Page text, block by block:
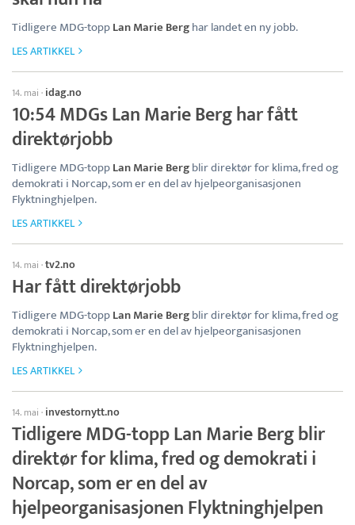
Tidligere MDG-toppLan Marie Berghar landet en ny jobb.
LES ARTIKKEL
14. mai · idag.no
10:54 MDGs Lan Marie Berg har fått
direktørjobb
Tidligere MDG-toppLan Marie Bergblir direktør for klima, fred og
demokrati i Norcap, som er en del av hjelpeorganisasjonen
Flyktninghjelpen.
LES ARTIKKEL
14. mai ·tv2.no
Har fått direktørjobb
Tidligere MDG-toppLan Marie Bergblir direktør for klima, fred og
demokrati i Norcap, som er en del av hjelpeorganisasjonen
Flyktninghjelpen.
LES ARTIKKEL
14. mai · investornytt.no
Tidligere MDG-topp Lan Marie Berg blir
direktør for klima, fred og demokrati i
Norcap, som er en del av
hjelpeorganisasjonen Flyktninghjelpen